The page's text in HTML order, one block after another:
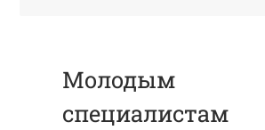
Молодым
специалистам